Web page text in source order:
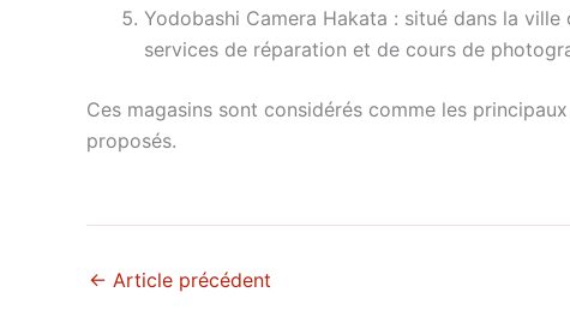
Yodobashi Camera Hakata : situé dans la
services de réparation et de cours de
Ces magasins sont considérés comme les
proposés.
← Article précédent